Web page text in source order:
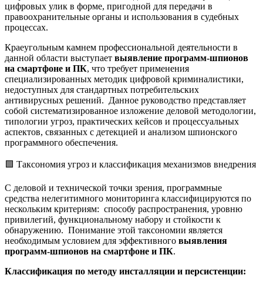
цифровых улик в форме, пригодной для передачи в
правоохранительные органы и использования в судебных
процессах.
Краеугольным камнем профессиональной деятельности в
данной области выступает выявление программ-шпионов
на смартфоне и ПК, что требует применения
специализированных методик цифровой криминалистики,
недоступных для стандартных потребительских
антивирусных решений. Данное руководство представляет
собой систематизированное изложение деловой методологии,
типологии угроз, практических кейсов и процессуальных
аспектов, связанных с детекцией и анализом шпионского
программного обеспечения.
🟩 Таксономия угроз и классификация механизмов внедрения
С деловой и технической точки зрения, программные
средства нелегитимного мониторинга классифицируются по
нескольким критериям: способу распространения, уровню
привилегий, функциональному набору и стойкости к
обнаружению. Понимание этой таксономии является
необходимым условием для эффективного выявления
программ-шпионов на смартфоне и ПК.
Классификация по методу инсталляции и персистенции: